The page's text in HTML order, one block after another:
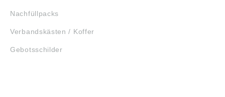
Nachfüllpacks
Verbandskästen / Koffer
Gebotsschilder